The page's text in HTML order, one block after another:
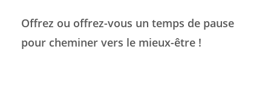
Offrez ou offrez-vous un temps de pause
pour cheminer vers le mieux-être !